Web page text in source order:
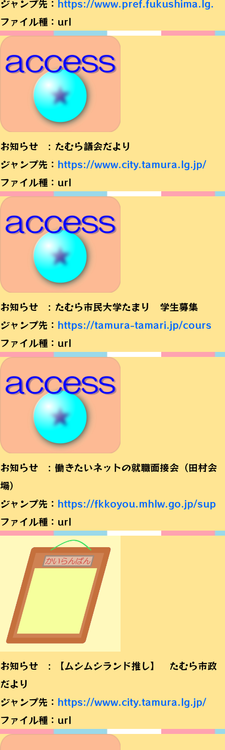
ジャンプ先： https://www.pref.fukushima.lg.
ファイル種：url
お知らせ : たむら議会だより
ジャンプ先： https://www.city.tamura.lg.jp/
ファイル種：url
お知らせ : たむら市民大学たまり 学生募集
ジャンプ先： https://tamura-tamari.jp/cours
ファイル種：url
お知らせ : 働きたいネットの就職面接会（田村会
場）
ジャンプ先： https://fkkoyou.mhlw.go.jp/sup
ファイル種：url
お知らせ : 【ムシムシランド推し】 たむら市政
だより
ジャンプ先： https://www.city.tamura.lg.jp/
ファイル種：url